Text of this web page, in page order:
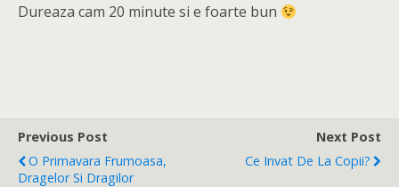
Dureaza cam 20 minute si e foarte bun
Previous Post
O Primavara Frumoasa,
Dragelor Si Dragilor
Next Post
Ce Invat De La Copii?